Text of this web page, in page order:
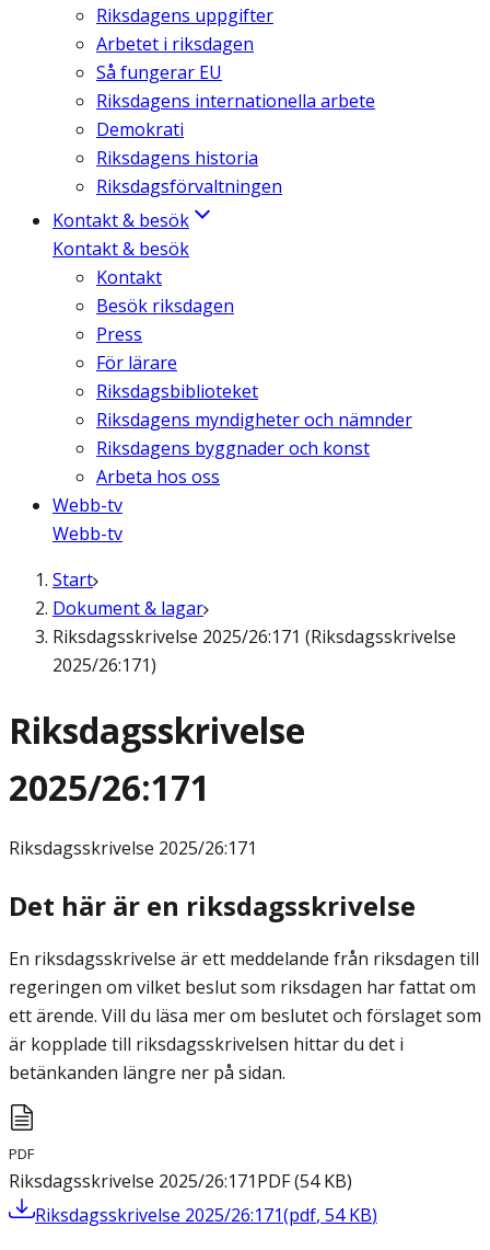
Riksdagens uppgifter
Arbetet i riksdagen
Så fungerar EU
Riksdagens internationella arbete
Demokrati
Riksdagens historia
Riksdagsförvaltningen
Kontakt & besök
Kontakt & besök
Kontakt
Besök riksdagen
Press
För lärare
Riksdagsbiblioteket
Riksdagens myndigheter och nämnder
Riksdagens byggnader och konst
Arbeta hos oss
Webb-tv
Webb-tv
Start
Dokument & lagar
Riksdagsskrivelse 2025/26:171 (Riksdagsskrivelse
2025/26:171)
Riksdagsskrivelse
2025/26:171
Riksdagsskrivelse 2025/26:171
Det här är en riksdagsskrivelse
En riksdagsskrivelse är ett meddelande från riksdagen till
regeringen om vilket beslut som riksdagen har fattat om
ett ärende. Vill du läsa mer om beslutet och förslaget som
är kopplade till riksdagsskrivelsen hittar du det i
betänkanden längre ner på sidan.
PDF
Riksdagsskrivelse 2025/26:171PDF(54 KB)
Riksdagsskrivelse 2025/26:171(pdf, 54 KB)